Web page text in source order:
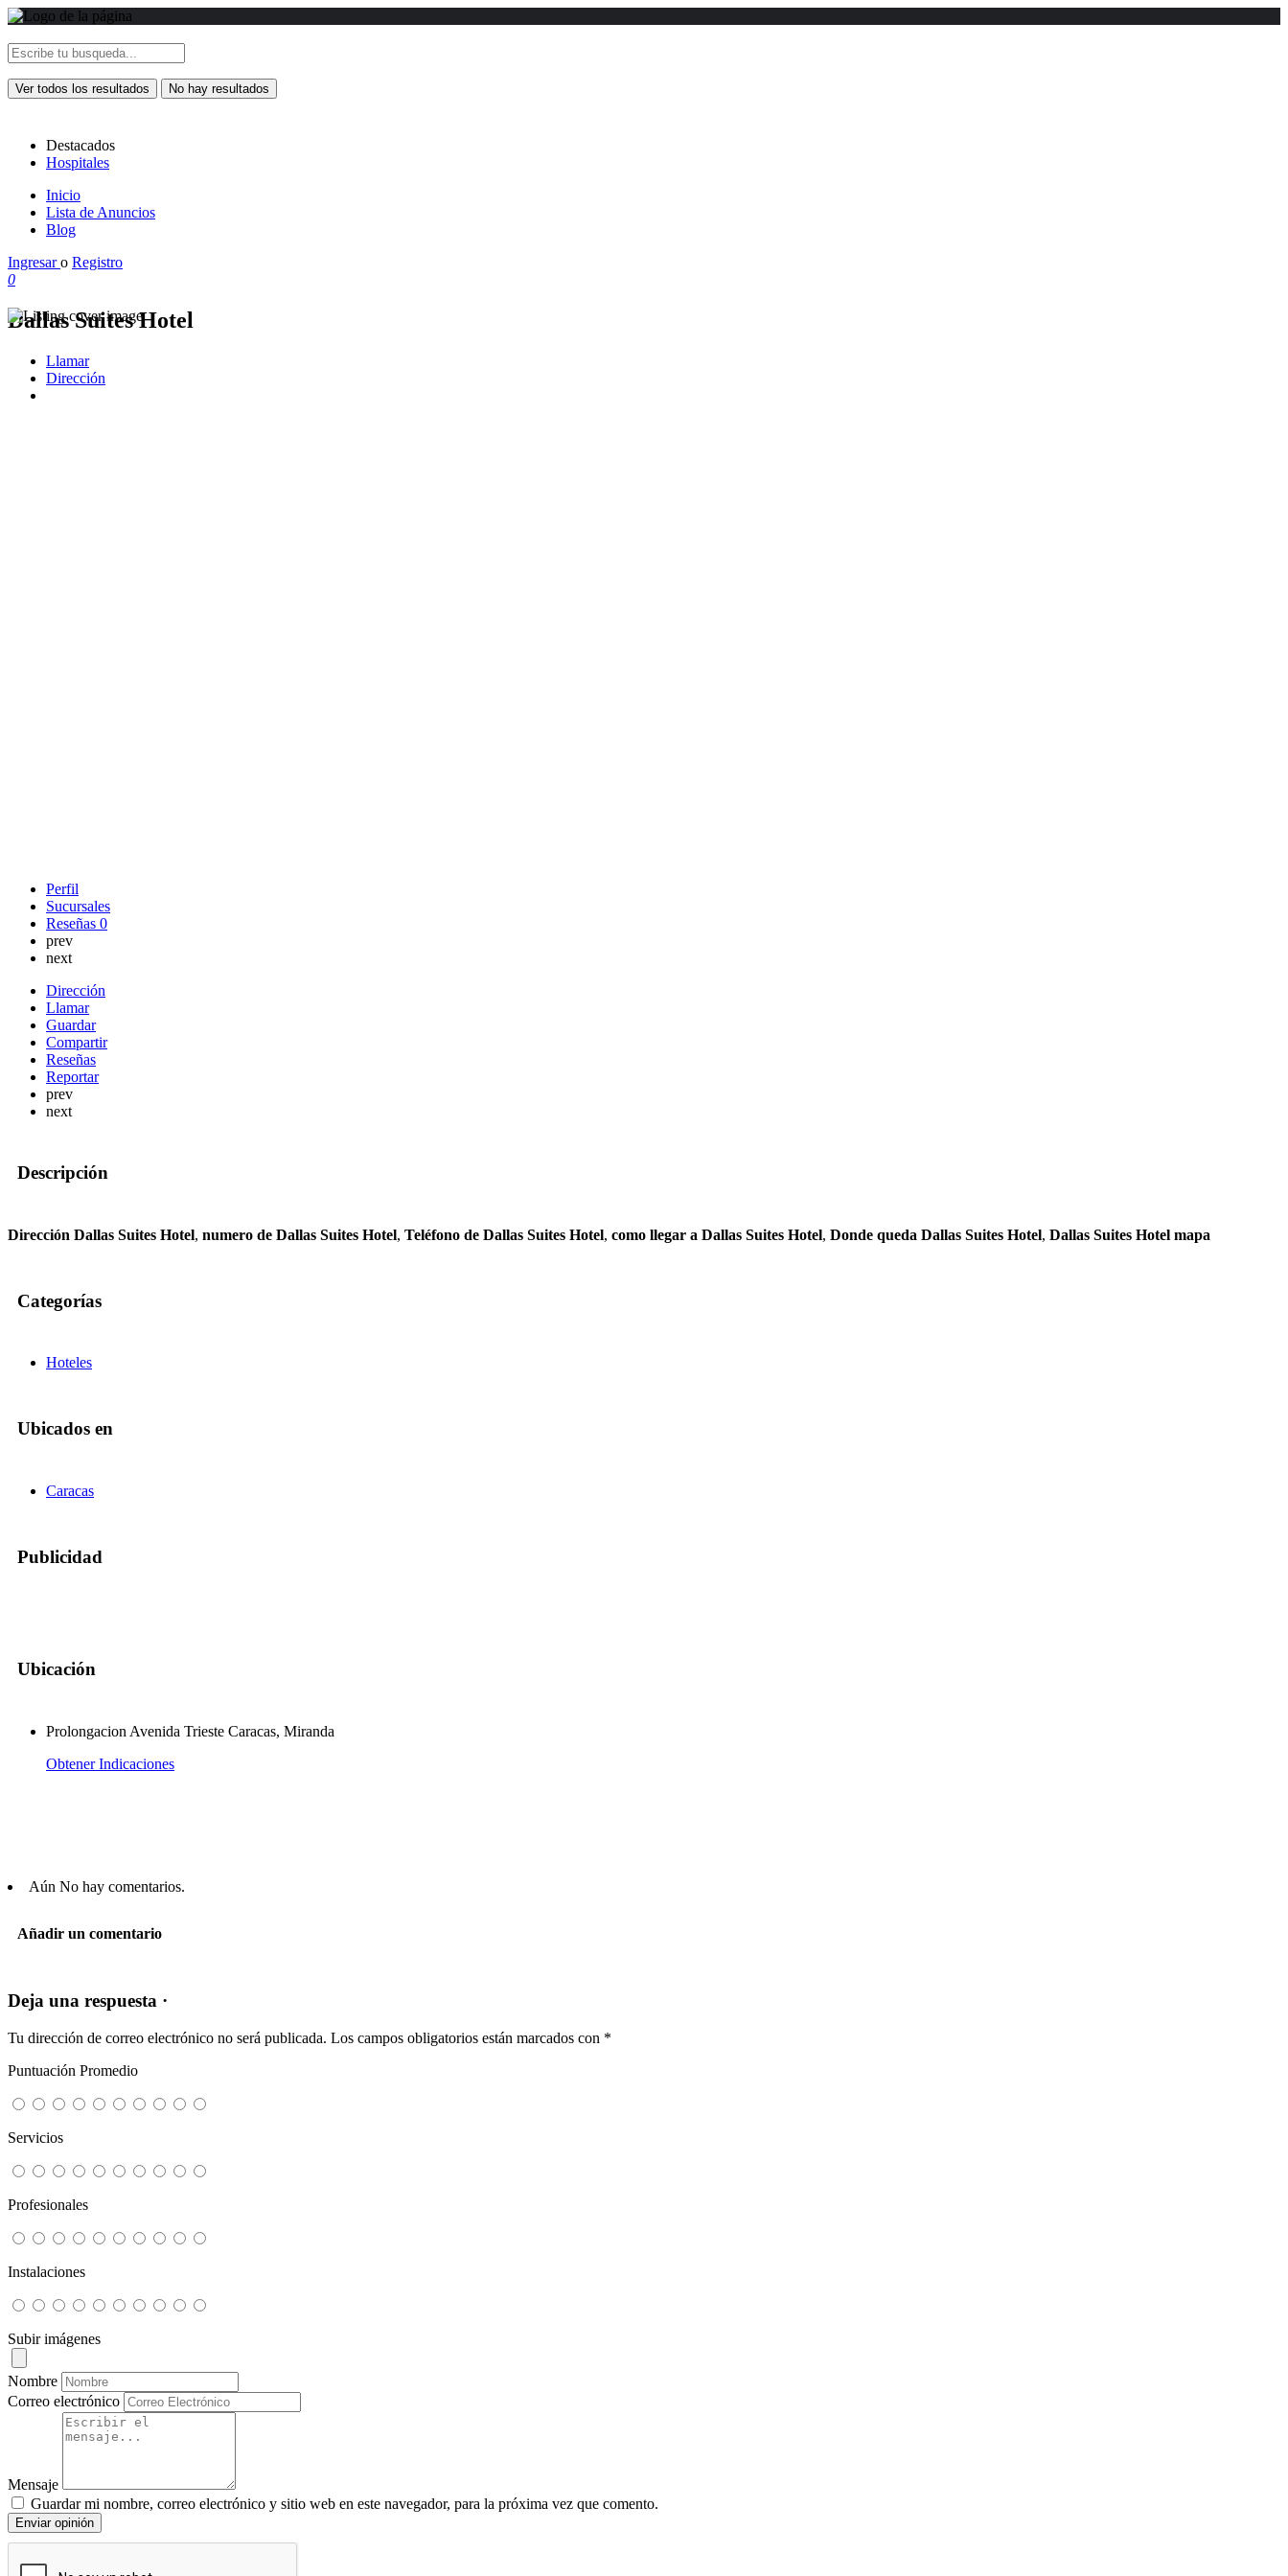
Ver todos los resultados No hay resultados
Destacados
Hospitales
Inicio
Lista de Anuncios
Blog
Ingresaro Registro
0
Dallas Suites Hotel
Llamar
Dirección
Perfil
Sucursales
Reseñas 0
prev
next
Dirección
Llamar
Guardar
Compartir
Reseñas
Reportar
prev
next
Descripción
Dirección Dallas Suites Hotel, numero de Dallas Suites Hotel, Teléfono de Dallas Suites Hotel, como llegar a Dallas Suites Hotel, Donde queda Dallas Suites Hotel, Dallas Suites Hotel mapa
Categorías
Hoteles
Ubicados en
Caracas
Publicidad
Ubicación
Prolongacion Avenida Trieste Caracas, Miranda
Obtener Indicaciones
Aún No hay comentarios.
Añadir un comentario
Deja una respuesta ·
Tu dirección de correo electrónico no será publicada. Los campos obligatorios están marcados con *
Puntuación Promedio
Servicios
Profesionales
Instalaciones
Subir imágenes
Nombre
Correo electrónico
Mensaje
Guardar mi nombre, correo electrónico y sitio web en este navegador, para la próxima vez que comento.
Enviar opinión